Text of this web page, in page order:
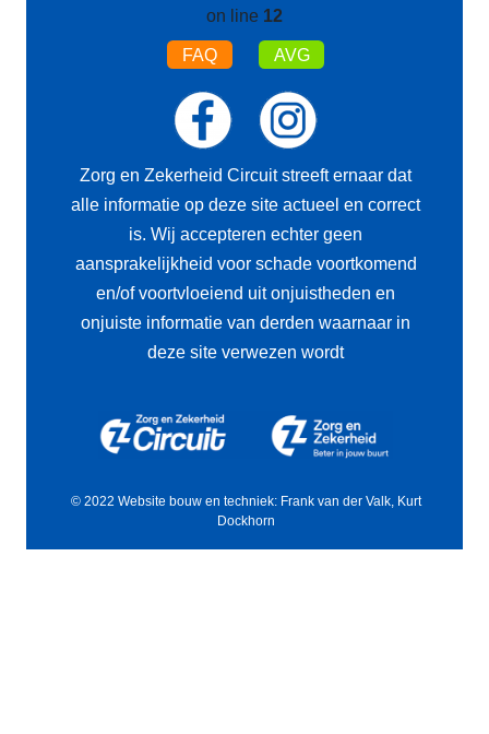
on line 12
FAQ AVG
Zorg en Zekerheid Circuit streeft ernaar dat
alle informatie op deze site actueel en correct
is. Wij accepteren echter geen
aansprakelijkheid voor schade voortkomend
en/of voortvloeiend uit onjuistheden en
onjuiste informatie van derden waarnaar in
deze site verwezen wordt
© 2022 Website bouw en techniek: Frank van der Valk, Kurt
Dockhorn